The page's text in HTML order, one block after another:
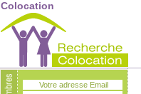
Colocation